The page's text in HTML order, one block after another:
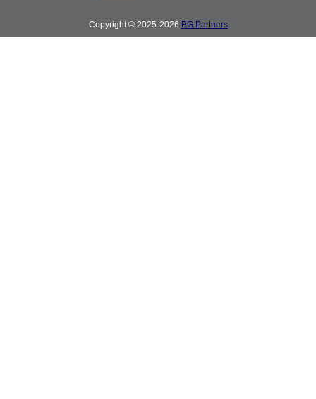
Copyright © 2025-2026 BG Partners